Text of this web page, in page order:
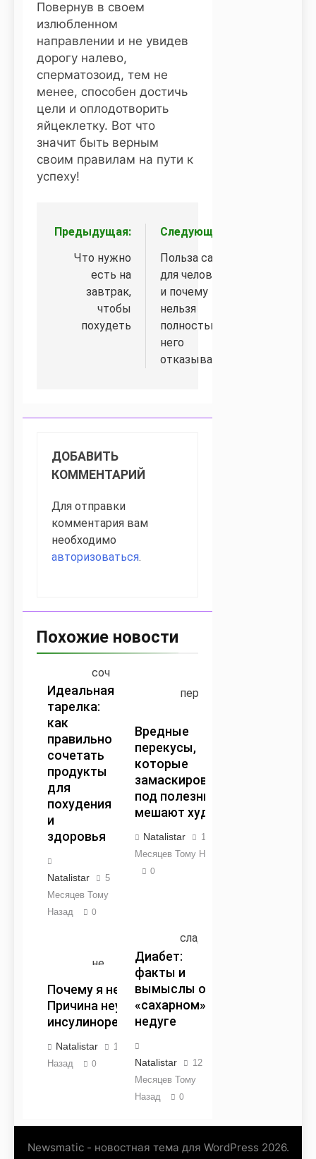
Повернув в своем
излюбленном
направлении и не увидев
дорогу налево,
сперматозоид, тем не
менее, способен достичь
цели и оплодотворить
яйцеклетку. Вот что
значит быть верным
своим правилам на пути к
успеху!
Навигация
записям
Предыдущая:
Что нужно
есть на
завтрак,
чтобы
похудеть
Следующая:
Польза сахара
для человека
и почему
нельзя
полностью от
него
отказываться
ДОБАВИТЬ
КОММЕНТАРИЙ
Для отправки
комментария вам
необходимо
авторизоваться.
Похожие новости
Идеальная
тарелка:
как
правильно
сочетать
продукты
для
похудения
и
здоровья
Natalistar
5
Месяцев Тому
Назад
0
Вредные
перекусы,
которые
замаскировались
под полезные и
мешают худеть
Natalistar
11
Месяцев Тому Назад
0
Почему я не худею?
Причина неудачи —
инсулинорезистентность
Natalistar
11 Месяцев Тому
Назад
0
Диабет:
факты и
вымыслы о
«сахарном»
недуге
Natalistar
12
Месяцев Тому
Назад
0
Newsmatic - новостная тема для WordPress 2026.